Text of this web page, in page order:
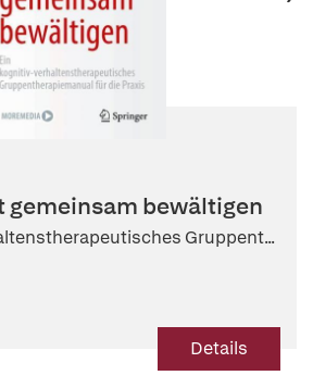
gemeinsam bewältigen
Gruppent...
Details